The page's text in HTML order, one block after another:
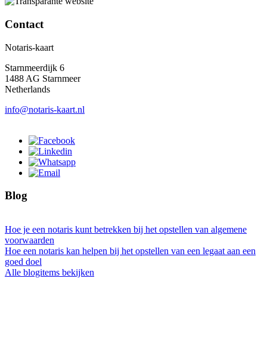
Contact
Notaris-kaart
Starnmeerdijk 6
1488 AG Starnmeer
Netherlands
info@notaris-kaart.nl
Blog
Hoe je een notaris kunt betrekken bij het opstellen van algemene
voorwaarden
Hoe een notaris kan helpen bij het opstellen van een legaat aan een
goed doel
Alle blogitems bekijken